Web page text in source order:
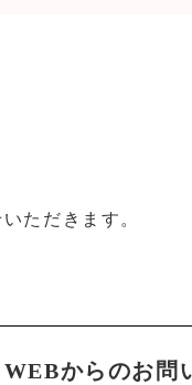
ただきます。
WEBからのお問